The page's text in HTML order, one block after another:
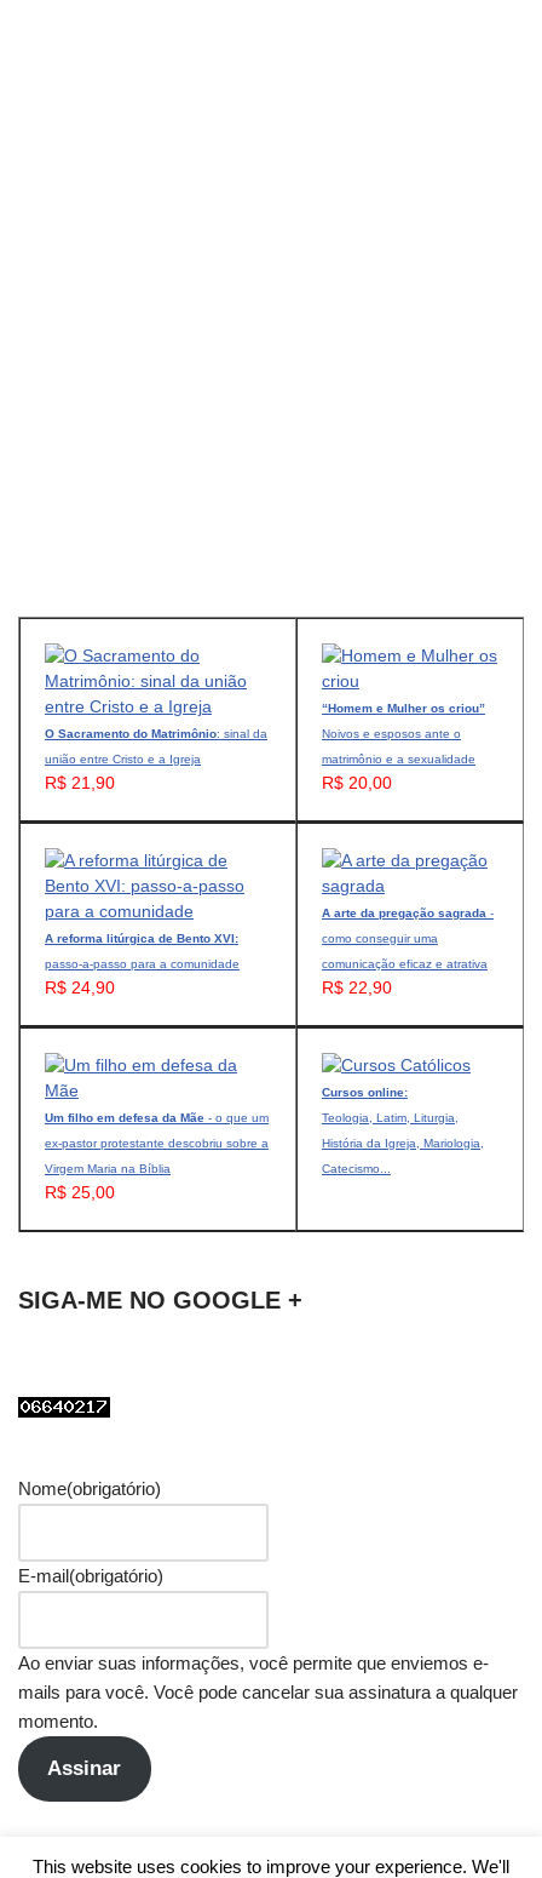
O Sacramento do Matrimônio: sinal da
união entre Cristo e a Igreja
R$ 21,90
“Homem e Mulher os criou”
Noivos e esposos ante o
matrimônio e a sexualidade
R$ 20,00
A reforma litúrgica de Bento XVI:
passo-a-passo para a comunidade
R$ 24,90
A arte da pregação sagrada -
como conseguir uma
comunicação eficaz e atrativa
R$ 22,90
Um filho em defesa da Mãe - o que um
ex-pastor protestante descobriu sobre a
Virgem Maria na Bíblia
R$ 25,00
Cursos online:
Teologia, Latim, Liturgia,
História da Igreja, Mariologia,
Catecismo...
SIGA-ME NO GOOGLE +
Nome(obrigatório)
E-mail(obrigatório)
Ao enviar suas informações, você permite que enviemos e-
mails para você. Você pode cancelar sua assinatura a qualquer
momento.
Assinar
This website uses cookies to improve your experience. We'll